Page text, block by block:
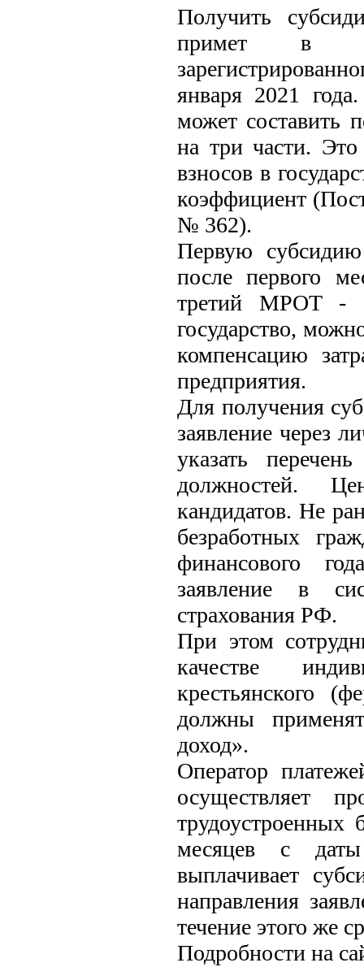
Получить
примет в
января 2021
может составить
на три части.
взносов в
коэффициент
№ 362).
Первую
после первого
третий МРОТ -
государство,
компенсацию
предприятия.
Для получения
заявление через
указать
должностей.
кандидатов. Не
безработных
финансового
заявление в
страхования РФ.
При этом
качестве
крестьянского
должны
доход».
Оператор
осуществляет
трудоустроенных
месяцев с
выплачивает
направления
течение этого же
Подробности на